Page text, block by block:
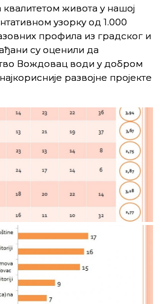
живота у нашој
узорку од 1.000
профила из градског и
су оценили да
Вождовац води у добром
развојне пројекте